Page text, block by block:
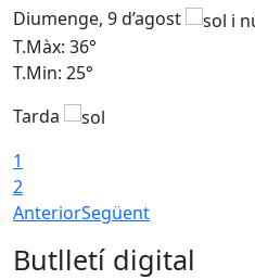
Diumenge, 9 d’agost
T.Màx: 36°
T.Min: 25°
Tarda
1
2
AnteriorSegüent
Butlletí digital